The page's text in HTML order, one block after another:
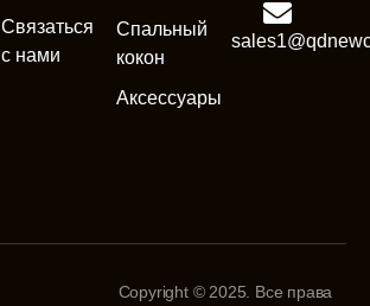
Связаться
с нами
Спальный
кокон
Аксессуары
Copyright © 2025. Все права